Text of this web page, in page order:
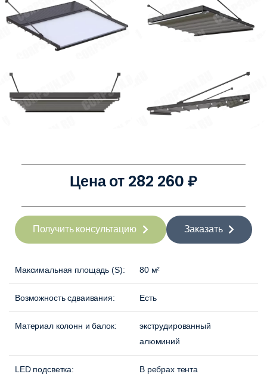
Цена от 282 260 ₽
Получить консультацию Заказать
Максимальная площадь (S): 80 м²
Возможность сдваивания: Есть
Материал колонн и балок:
экструдированный
алюминий
LED подсветка: В ребрах тента